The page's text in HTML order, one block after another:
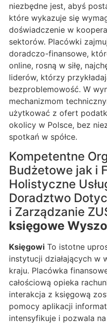
niezbędne jest, abyś
które wykazuje się
doświadczenie w
sektorów. Placówki
doradczo-finansowe,
online, rosną w siłę,
liderów, którzy
bezproblemowość. W
mechanizmom
użytkować z ofert
okolicy w Polsce, bez
spotkań w spółce.
Kompetentne
Budżetowe jak i
Holistyczne
Doradztwo
i Zarządzanie
księgowe
Księgowi To istotne
instytucji działających w
kraju. Placówka
całościową opieka
interakcja z księgową
pomocy aplikacji
intensyfikuje i pozwala na